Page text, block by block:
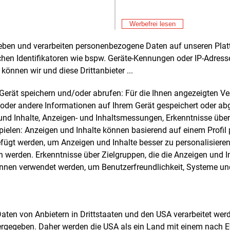
Werbefrei lesen
und verarbeiten personenbezogene Daten auf unseren
Identifikatoren wie bspw. Geräte-Kennungen oder IP-
wir und diese Drittanbieter ...
speichern und/oder abrufen: Für die Ihnen angezeigten
andere Informationen auf Ihrem Gerät gespeichert oder
Inhalte, Anzeigen- und Inhaltsmessungen, Erkenntnisse
Anzeigen und Inhalte können basierend auf einem Profil
werden, um Anzeigen und Inhalte besser zu
werden. Erkenntnisse über Zielgruppen, die die Anzeigen und
verwendet werden, um Benutzerfreundlichkeit, Systeme
von Anbietern in Drittstaaten und den USA verarbeitet
Daher werden die USA als ein Land mit einem nach
im PV-Paket
Nutzung von Photovoltaikanlagen in
stärken. Auf Anregung von Bayern
die Länder, einen
Gesetzentwurf in den
Bundestag einzubringen.
soll eine entsprechende Änderung
die
die Nutzung von Solaranlagen in
derzeit weder ausdrücklich erlaubt
E&M
E&M
E&M
E&M